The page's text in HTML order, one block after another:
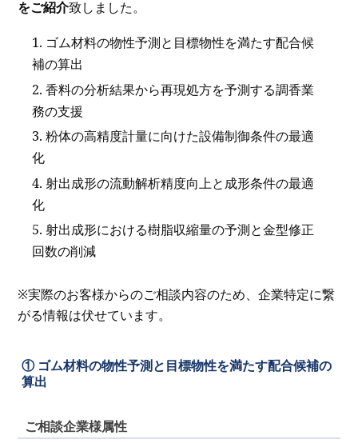
をご紹介致しました。
ゴム材料の物性予測と目標物性を満たす配合候
補の算出
香料の分析結果から再現処方を予測する調香業
務の支援
粉体の高精度計量に向けた設備制御条件の最適
化
射出成形の流動解析精度向上と成形条件の最適
化
射出成形における樹脂収縮量の予測と金型修正
回数の削減
※実際のお客様からのご相談内容のため、企業特定に繋
がる情報は伏せています。
① ゴム材料の物性予測と目標物性を満たす配合候補の
算出
ご相談企業様属性